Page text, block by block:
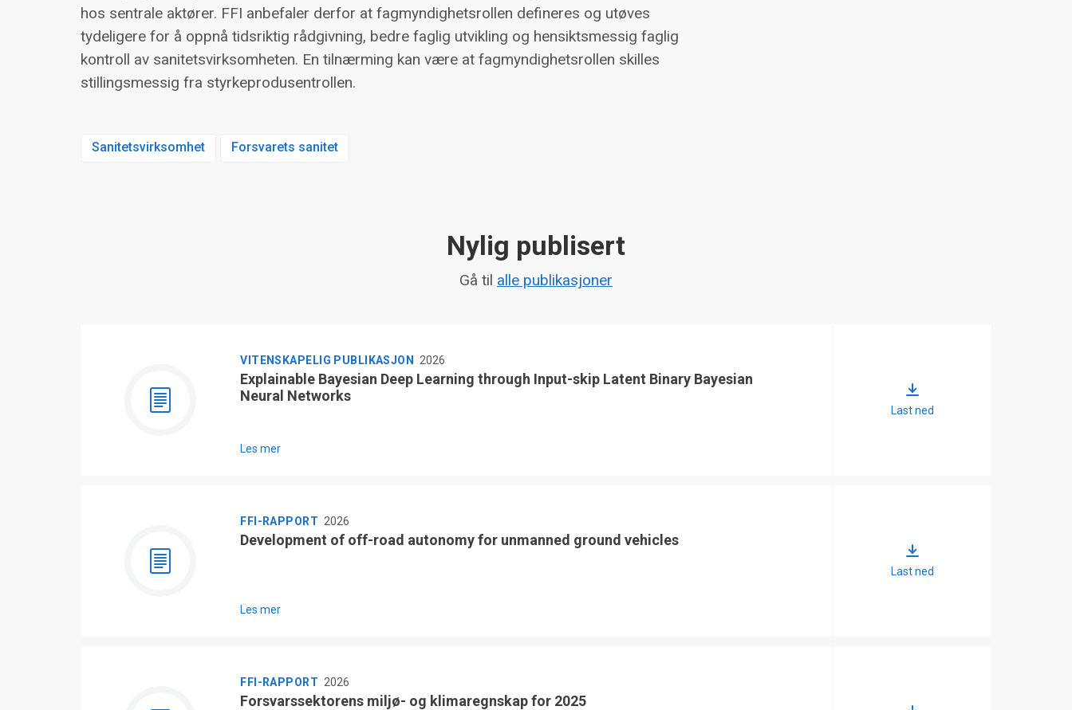
hos sentrale aktører. FFI anbefaler derfor at fagmyndighetsrollen defineres og utøves
tydeligere for å oppnå tidsriktig rådgivning, bedre faglig utvikling og hensiktsmessig faglig
kontroll av sanitetsvirksomheten. En tilnærming kan være at fagmyndighetsrollen skilles
stillingsmessig fra styrkeprodusentrollen.
Sanitetsvirksomhet Forsvarets sanitet
Nylig publisert
Gå til alle publikasjoner
VITENSKAPELIG PUBLIKASJON 2026
Explainable Bayesian Deep Learning through Input-skip Latent Binary Bayesian
Neural Networks
Les mer
Last ned
FFI-RAPPORT 2026
Development of off-road autonomy for unmanned ground vehicles
Les mer
Last ned
FFI-RAPPORT 2026
Forsvarssektorens miljø- og klimaregnskap for 2025